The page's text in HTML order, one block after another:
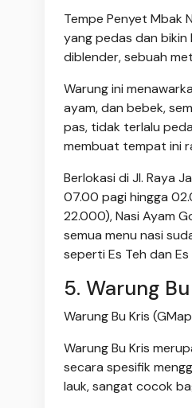
Tempe Penyet Mbak
yang pedas dan bikin
diblender, sebuah
Warung ini
ayam, dan bebek,
pas, tidak terlalu
membuat tempat ini
Berlokasi di Jl. Raya
07.00 pagi hingga
22.000), Nasi Ayam
semua menu nasi
seperti Es Teh dan
5. Warung
Warung Bu Kris
Warung Bu Kris
secara spesifik
lauk, sangat cocok